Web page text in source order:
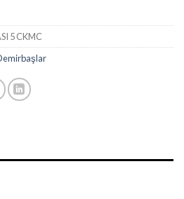
5 CKMC